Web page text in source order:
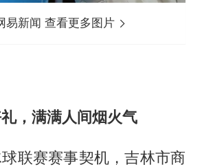
易新闻 查看更多图片
，满满人间烟火气
联赛赛事契机，吉林市商